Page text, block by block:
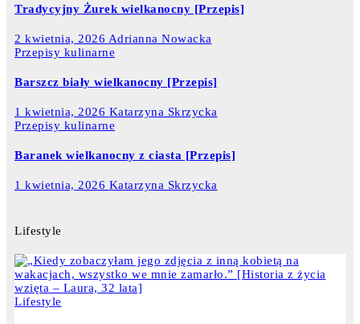
Tradycyjny Żurek wielkanocny [Przepis]
2 kwietnia, 2026 Adrianna Nowacka
Przepisy kulinarne
Barszcz biały wielkanocny [Przepis]
1 kwietnia, 2026 Katarzyna Skrzycka
Przepisy kulinarne
Baranek wielkanocny z ciasta [Przepis]
1 kwietnia, 2026 Katarzyna Skrzycka
Lifestyle
Lifestyle